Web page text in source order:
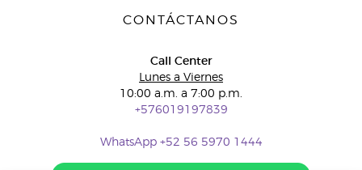
CONTÁCTANOS
Call Center
Lunes a Viernes
10:00 a.m. a 7:00 p.m.
+576019197839
WhatsApp +52 56 5970 1444